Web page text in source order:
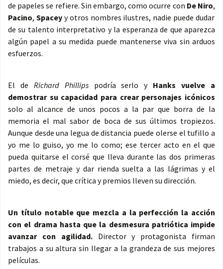
de papeles se refiere. Sin embargo, como ocurre con De Niro,
Pacino, Spaceyy otros nombres ilustres, nadie puede dudar
de su talento interpretativo y la esperanza de que aparezca
algún papel a su medida puede mantenerse viva sin arduos
esfuerzos.
El de Richard Phillipspodría serlo y Hanks vuelve a
demostrar su capacidad para crear personajes icónicos
solo al alcance de unos pocos a la par que borra de la
memoria el mal sabor de boca de sus últimos tropiezos.
Aunque desde una legua de distancia puede olerse el tufillo a
yo me lo guiso, yo me lo como; ese tercer acto en el que
pueda quitarse el corsé que lleva durante las dos primeras
partes de metraje y dar rienda suelta a las lágrimas y el
miedo, es decir, que crítica y premios lleven su dirección.
Un título notable que mezcla a la perfección la acción
con el drama hasta que la desmesura patriótica impide
avanzar con agilidad.Director y protagonista firman
trabajos a su altura sin llegar a la grandeza de sus mejores
películas.